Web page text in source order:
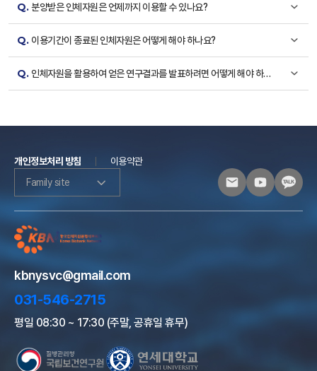
Q. 분양받은 인체자원은 언제까지 이용할 수 있나요?
Q. 이용기간이 종료된 인체자원은 어떻게 해야 하나요?
Q. 인체자원을 활용하여 얻은 연구결과를 발표하려면 어떻게 해야 하나
개인정보처리 방침
이용약관
Family site
kbnysvc@gmail.com
031-546-2715
평일 08:30 ~ 17:30 (주말, 공휴일 휴무)